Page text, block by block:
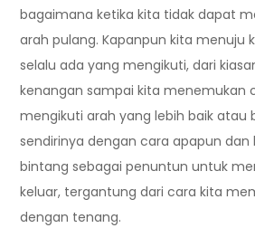
bagaimana ketika kita tidak dapat
arah pulang. Kapanpun kita menuju
selalu ada yang mengikuti, dari
kenangan sampai kita menemukan
mengikuti arah yang lebih baik atau
sendirinya dengan cara apapun dan
bintang sebagai penuntun untuk
keluar, tergantung dari cara kita
dengan tenang.